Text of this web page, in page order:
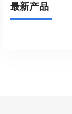
最新产品